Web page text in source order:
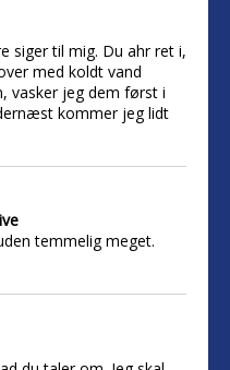
siger til mig. Du ahr ret i,
med koldt vand
vasker jeg dem først i
kommer jeg lidt
temmelig meget.